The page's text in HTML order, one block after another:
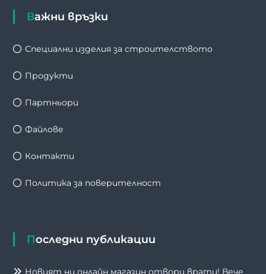
Важни връзки
Специални изделия за строителството
Продукти
Партньори
Файлове
Контакти
Политика за поверителност
Последни публикации
Новият ни онлайн магазин отвори врати! Вече